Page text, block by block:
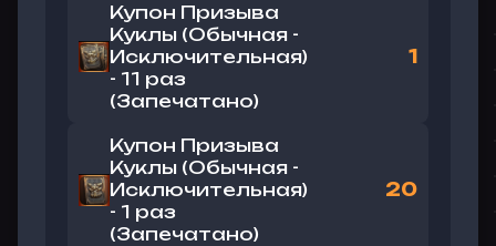
Купон Призыва
Куклы (Обычная -
Исключительная)
- 11 раз
(Запечатано)
1
Купон Призыва
Куклы (Обычная -
Исключительная)
- 1 раз
(Запечатано)
20